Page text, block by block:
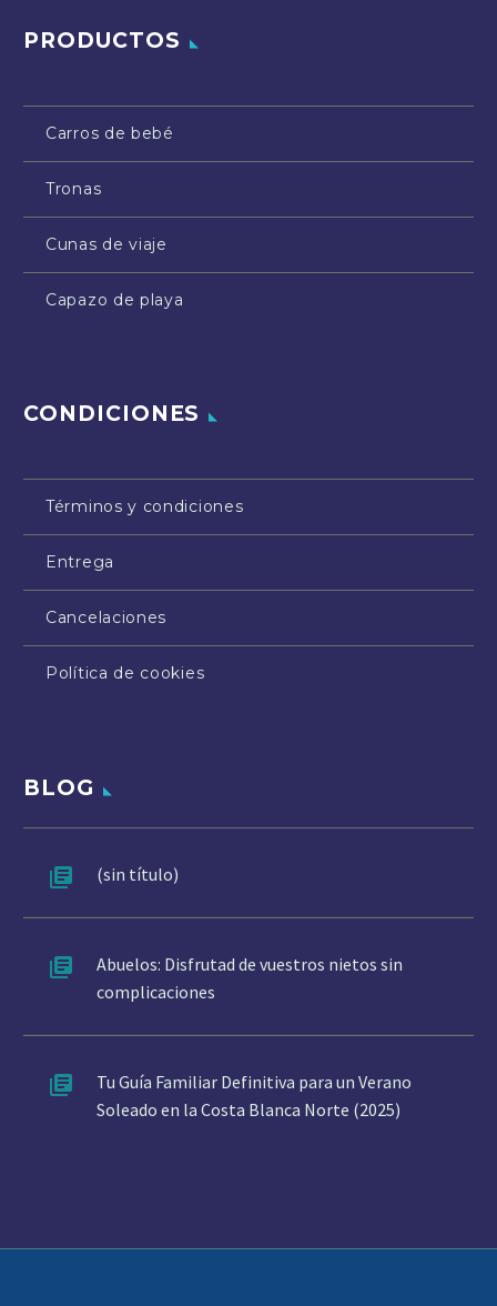
PRODUCTOS
Carros de bebé
Tronas
Cunas de viaje
Capazo de playa
CONDICIONES
Términos y condiciones
Entrega
Cancelaciones
Política de cookies
BLOG
(sin título)
Abuelos: Disfrutad de vuestros nietos sin
complicaciones
Tu Guía Familiar Definitiva para un Verano
Soleado en la Costa Blanca Norte (2025)